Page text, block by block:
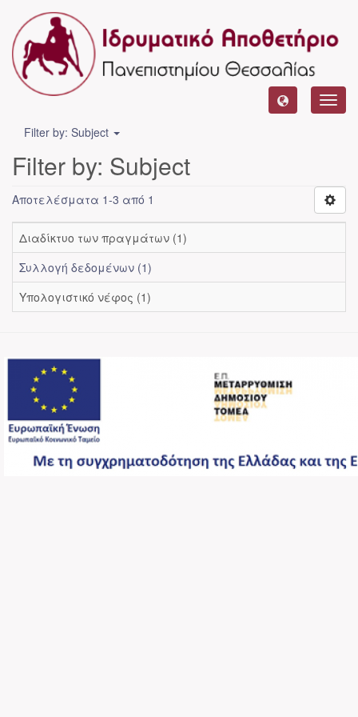
Filter by: Subject
Filter by: Subject
Αποτελέσματα 1-3 από 1
Διαδίκτυο των πραγμάτων (1)
Συλλογή δεδομένων (1)
Υπολογιστικό νέφος (1)